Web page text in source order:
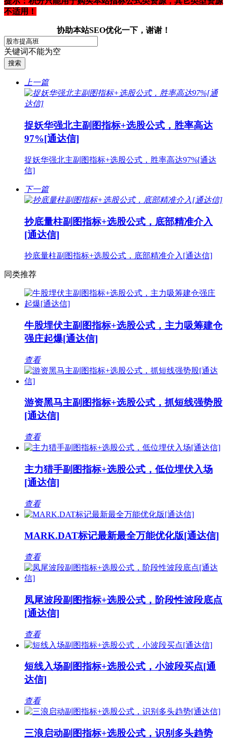
不适用！
协助本站SEO优化一下，谢谢！
关键词不能为空
上一篇
捉妖华强北主副图指标+选股公式，胜率高达
97%[通达信]
捉妖华强北主副图指标+选股公式，胜率高达97%[通达
信]
下一篇
抄底量柱副图指标+选股公式，底部精准介入
[通达信]
抄底量柱副图指标+选股公式，底部精准介入[通达信]
同类推荐
牛股埋伏主副图指标+选股公式，主力吸筹建仓
强庄起爆[通达信]
查看
游资黑马主副图指标+选股公式，抓短线强势股
[通达信]
查看
主力猎手副图指标+选股公式，低位埋伏入场
[通达信]
查看
MARK.DAT标记最新最全万能优化版[通达信]
查看
凤尾波段副图指标+选股公式，阶段性波段底点
[通达信]
查看
短线入场副图指标+选股公式，小波段买点[通
达信]
查看
三浪启动副图指标+选股公式，识别多头趋势